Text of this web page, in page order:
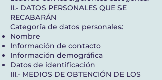
II.- DATOS PERSONALES QUE SE
RECABARÁN
Categoría de datos personales:
Nombre
Información de contacto
Información demográfica
Datos de identificación
III.- MEDIOS DE OBTENCIÓN DE LOS